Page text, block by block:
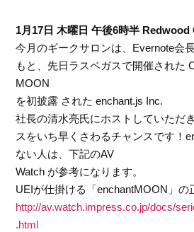
1月17日 木曜日 午後6時半 Redwood
今月のギークサロンは、Evernote会
もと、先日ラスベガスで開催された
MOON
を初披露 された enchant.js Inc.
社長の清水亮氏にホストしていただ
スをいち早くさわるチャンスです！
ない人は、下記のAV
Watch が参考になります。
UEIが仕掛ける「enchantMOON」の
http://av.watch.impress.co.jp/docs/
.html